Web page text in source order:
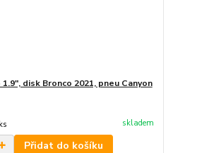
disk Bronco 2021, pneu Canyon
skladem
Přidat do košíku